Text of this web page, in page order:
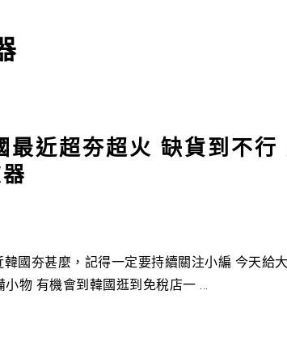
近超夯超火 缺貨到不行
國夯甚麼，記得一定要持續關注小編 今天給
物 有機會到韓國逛到免稅店一 ...